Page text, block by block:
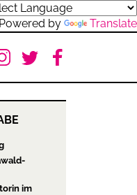
Powered by Translate
im